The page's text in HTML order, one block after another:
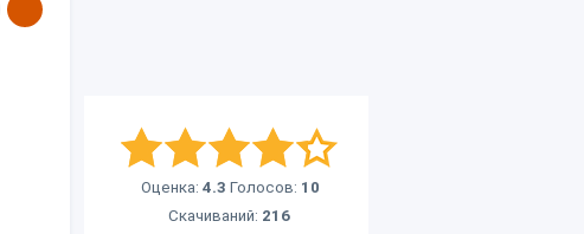
Оценка: 4.3 Голосов: 10
Скачиваний: 216